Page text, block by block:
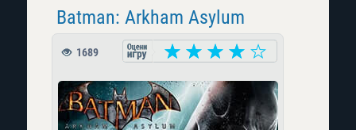
Batman: Arkham Asylum
1689